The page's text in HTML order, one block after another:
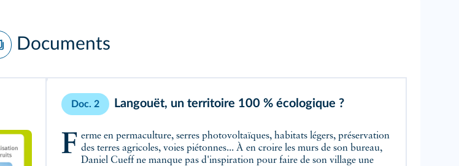
Documents
Doc. 2 Langouët, un territoire 100 % écologique ?
Ferme en permaculture, serres photovoltaïques, habitats légers, préservation des terres agricoles, voies piétonnes... À en croire les murs de son bureau,
Daniel Cueff ne manque pas d'inspiration pour faire de son village une